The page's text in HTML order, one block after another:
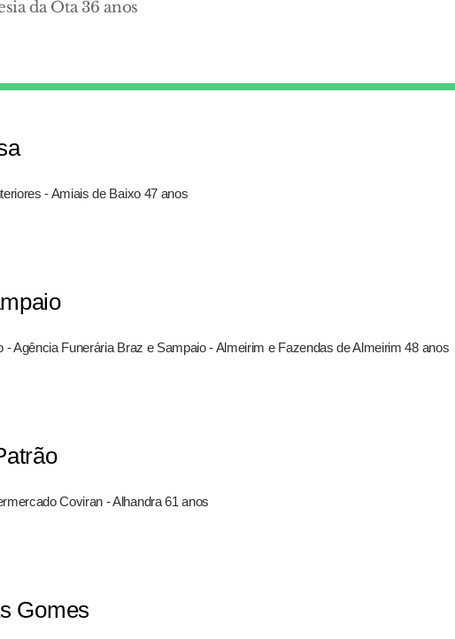
da Ota 36 anos
- Amiais de Baixo 47 anos
- Agência Funerária Braz e Sampaio - Almeirim e Fazendas de Almeirim 48 anos
Coviran - Alhandra 61 anos
Gomes